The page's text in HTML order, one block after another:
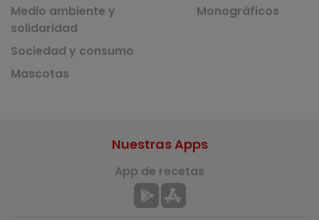
Medio ambiente y
solidaridad
Sociedad y consumo
Mascotas
Monográficos
Nuestras Apps
App de recetas